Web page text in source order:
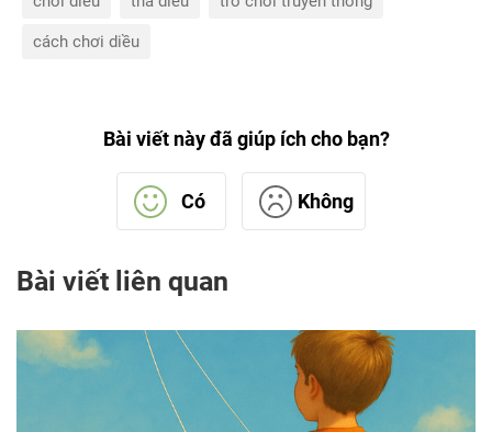
cách chơi diều
Bài viết này đã giúp ích cho bạn?
Có Không
Bài viết liên quan